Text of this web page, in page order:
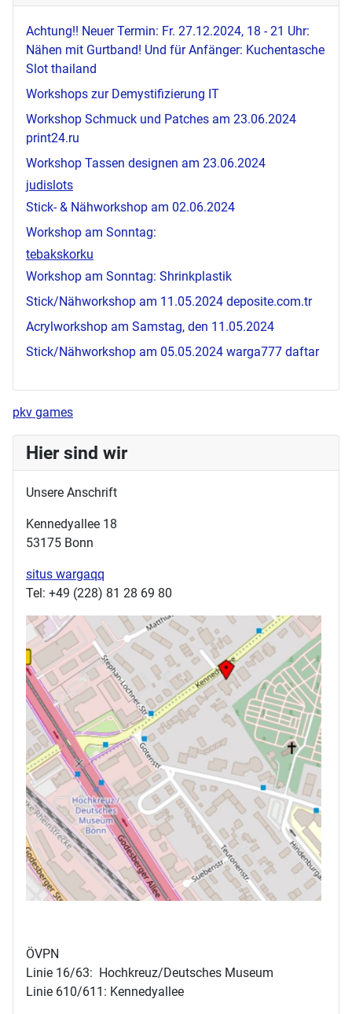
Achtung!! Neuer Termin: Fr. 27.12.2024, 18 - 21 Uhr:
Nähen mit Gurtband! Und für Anfänger: Kuchentasche
Slot thailand
Workshops zur Demystifizierung IT
Workshop Schmuck und Patches am 23.06.2024
print24.ru
Workshop Tassen designen am 23.06.2024
judislots
Stick- & Nähworkshop am 02.06.2024
Workshop am Sonntag:
tebakskorku
Workshop am Sonntag: Shrinkplastik
Stick/Nähworkshop am 11.05.2024 deposite.com.tr
Acrylworkshop am Samstag, den 11.05.2024
Stick/Nähworkshop am 05.05.2024 warga777 daftar
pkv games
Hier sind wir
Unsere Anschrift
Kennedyallee 18
53175 Bonn
situs wargaqq
Tel: +49 (228) 81 28 69 80
ÖVPN
Linie 16/63: Hochkreuz/Deutsches Museum
Linie 610/611: Kennedyallee